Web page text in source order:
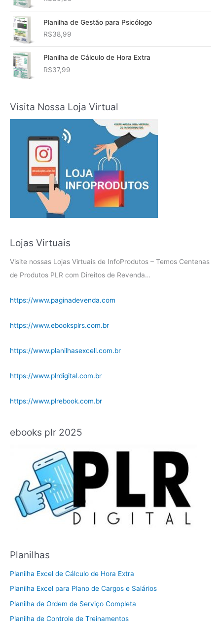
Planilha de Gestão para Psicólogo
R$38,99
Planilha de Cálculo de Hora Extra
R$37,99
Visita Nossa Loja Virtual
Lojas Virtuais
Visite nossas Lojas Virtuais de InfoProdutos – Temos Centenas
de Produtos PLR com Direitos de Revenda…
https://www.paginadevenda.com
https://www.ebooksplrs.com.br
https://www.planilhasexcell.com.br
https://www.plrdigital.com.br
https://www.plrebook.com.br
ebooks plr 2025
Planilhas
Planilha Excel de Cálculo de Hora Extra
Planilha Excel para Plano de Cargos e Salários
Planilha de Ordem de Serviço Completa
Planilha de Controle de Treinamentos